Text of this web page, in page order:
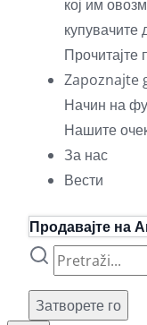
кој им
купувачите
Прочитајте
Zapoznajte
Начин на
Нашите
За нас
Вести
Продавајте на
Затворете го